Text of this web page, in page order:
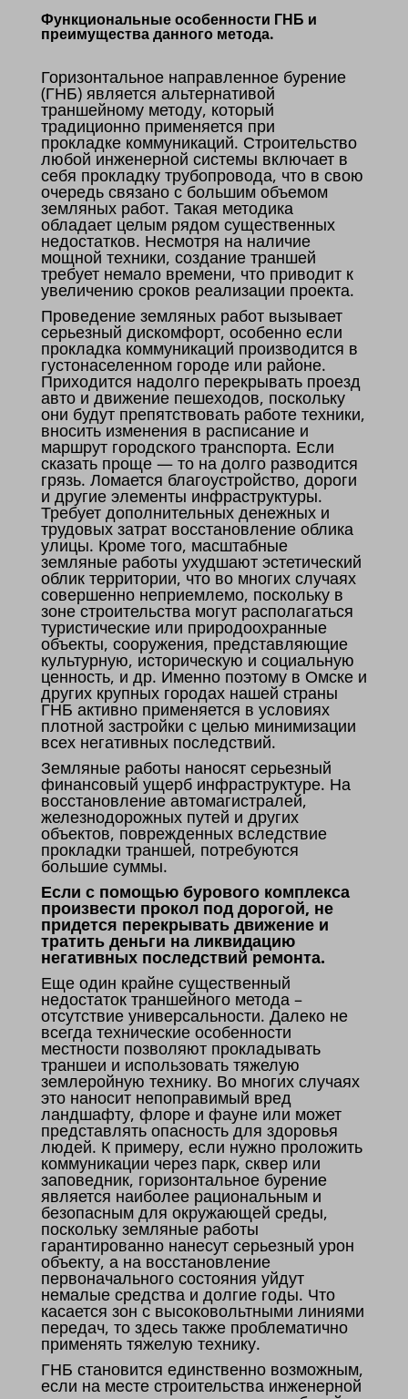
Функциональные особенности ГНБ и
преимущества данного метода.
Горизонтальное направленное бурение
(ГНБ) является альтернативой
траншейному методу, который
традиционно применяется при
прокладке коммуникаций. Строительство
любой инженерной системы включает в
себя прокладку трубопровода, что в свою
очередь связано с большим объемом
земляных работ. Такая методика
обладает целым рядом существенных
недостатков. Несмотря на наличие
мощной техники, создание траншей
требует немало времени, что приводит к
увеличению сроков реализации проекта.
Проведение земляных работ вызывает
серьезный дискомфорт, особенно если
прокладка коммуникаций производится в
густонаселенном городе или районе.
Приходится надолго перекрывать проезд
авто и движение пешеходов, поскольку
они будут препятствовать работе техники,
вносить изменения в расписание и
маршрут городского транспорта. Если
сказать проще — то на долго разводится
грязь. Ломается благоустройство, дороги
и другие элементы инфраструктуры.
Требует дополнительных денежных и
трудовых затрат восстановление облика
улицы. Кроме того, масштабные
земляные работы ухудшают эстетический
облик территории, что во многих случаях
совершенно неприемлемо, поскольку в
зоне строительства могут располагаться
туристические или природоохранные
объекты, сооружения, представляющие
культурную, историческую и социальную
ценность, и др. Именно поэтому в Омске и
других крупных городах нашей страны
ГНБ активно применяется в условиях
плотной застройки с целью минимизации
всех негативных последствий.
Земляные работы наносят серьезный
финансовый ущерб инфраструктуре. На
восстановление автомагистралей,
железнодорожных путей и других
объектов, поврежденных вследствие
прокладки траншей, потребуются
большие суммы.
Если с помощью бурового комплекса
произвести прокол под дорогой, не
придется перекрывать движение и
тратить деньги на ликвидацию
негативных последствий ремонта.
Еще один крайне существенный
недостаток траншейного метода –
отсутствие универсальности. Далеко не
всегда технические особенности
местности позволяют прокладывать
траншеи и использовать тяжелую
землеройную технику. Во многих случаях
это наносит непоправимый вред
ландшафту, флоре и фауне или может
представлять опасность для здоровья
людей. К примеру, если нужно проложить
коммуникации через парк, сквер или
заповедник, горизонтальное бурение
является наиболее рациональным и
безопасным для окружающей среды,
поскольку земляные работы
гарантированно нанесут серьезный урон
объекту, а на восстановление
первоначального состояния уйдут
немалые средства и долгие годы. Что
касается зон с высоковольтными линиями
передач, то здесь также проблематично
применять тяжелую технику.
ГНБ становится единственно возможным,
если на месте строительства инженерной